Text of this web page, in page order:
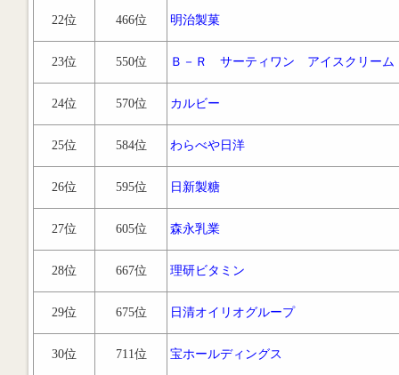
22位 466位 明治製菓
23位 550位 Ｂ－Ｒ サーティワン アイスクリーム
24位 570位 カルビー
25位 584位 わらべや日洋
26位 595位 日新製糖
27位 605位 森永乳業
28位 667位 理研ビタミン
29位 675位 日清オイリオグループ
30位 711位 宝ホールディングス